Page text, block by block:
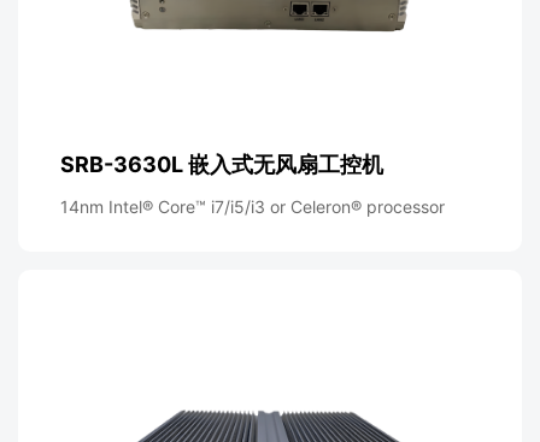
SRB-3630L 嵌入式无风扇工控机
14nm Intel® Core™ i7/i5/i3 or Celeron® processor